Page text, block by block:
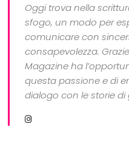
Oggi trova nella
sfogo, un modo per
comunicare con
consapevolezza.
Magazine ha
questa passione e di
dialogo con le storie di